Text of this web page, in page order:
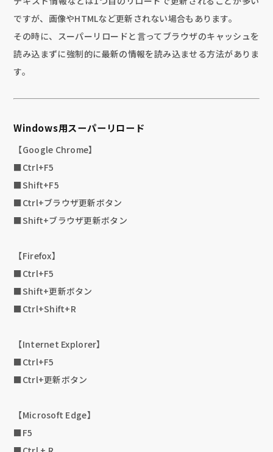
ですが、画像やHTMLなど更新されない場合もあります。
その時に、スーパーリロードと言ってブラウザのキャッシュを
読み込まずに強制的に最新の情報を読み込ませる方法がありま
す。
Windows用スーパーリロード
【Google Chrome】
■Ctrl+F5
■Shift+F5
■Ctrl+ブラウザ更新ボタン
■Shift+ブラウザ更新ボタン
【Firefox】
■Ctrl+F5
■Shift+更新ボタン
■Ctrl+Shift+R
【Internet Explorer】
■Ctrl+F5
■Ctrl+更新ボタン
【Microsoft Edge】
■F5